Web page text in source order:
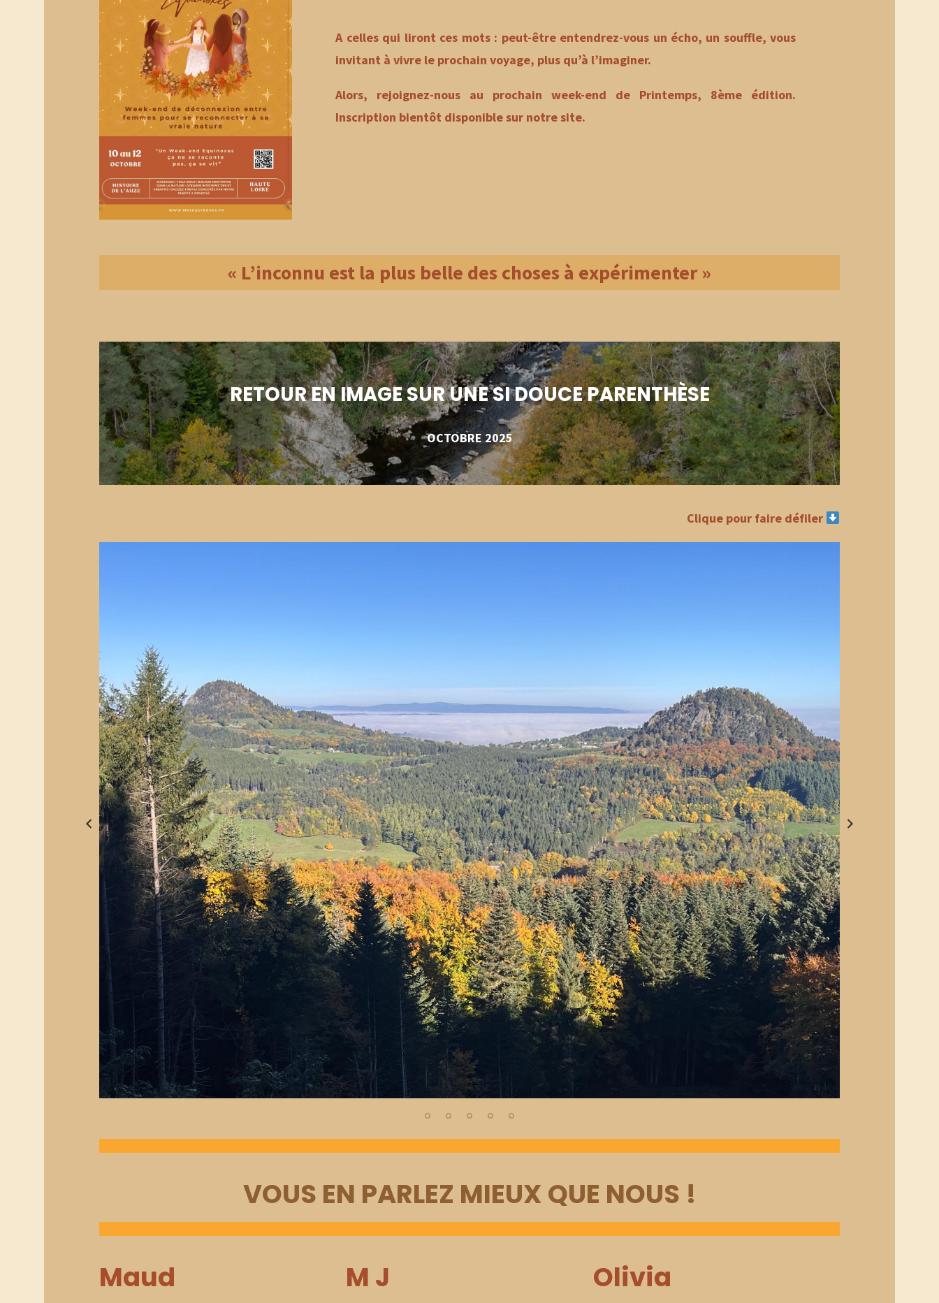
A celles qui liront ces mots : peut-être entendrez-vous un écho, un souffle, vous
invitant à vivre le prochain voyage, plus qu’à l’imaginer.
Alors, rejoignez-nous au prochain week-end de Printemps, 8ème édition.
Inscription bientôt disponible sur notre site.
« L’inconnu est la plus belle des choses à expérimenter »
RETOUR EN IMAGE SUR UNE SI DOUCE PARENTHÈSE
OCTOBRE 2025
Clique pour faire défiler
VOUS EN PARLEZ MIEUX QUE NOUS !
Maud M J Olivia